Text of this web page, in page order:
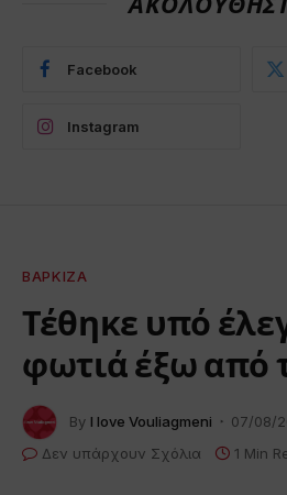
Facebook
Instagram
ΒΆΡΚΙΖΑ
Τέθηκε υπό
φωτιά έξω από
By I love Vouliagmeni
07/08/
Δεν υπάρχουν Σχόλια
1 Min